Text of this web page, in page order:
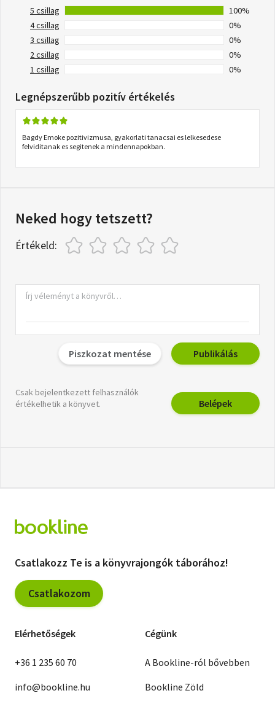
5 csillag
100%
4 csillag
0%
3 csillag
0%
2 csillag
0%
1 csillag
0%
Legnépszerűbb pozitív értékelés
Bagdy Emoke pozitivizmusa, gyakorlati tanacsai es lelkesedese
felviditanak es segitenek a mindennapokban.
Neked hogy tetszett?
Értékeld:
Piszkozat mentése Publikálás
Csak bejelentkezett felhasználók
értékelhetik a könyvet.
Belépek
Csatlakozz Te is a könyvrajongók táborához!
Csatlakozom
Elérhetőségek
+36 1 235 60 70
info@bookline.hu
Cégünk
A Bookline-ról bővebben
Bookline Zöld